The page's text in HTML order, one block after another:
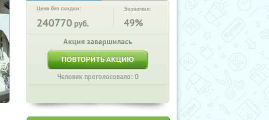
Цена без скидки:
240770 руб.
Экономия:
49%
Акция завершилась
ПОВТОРИТЬ АКЦИЮ
Человек проголосовало: 0